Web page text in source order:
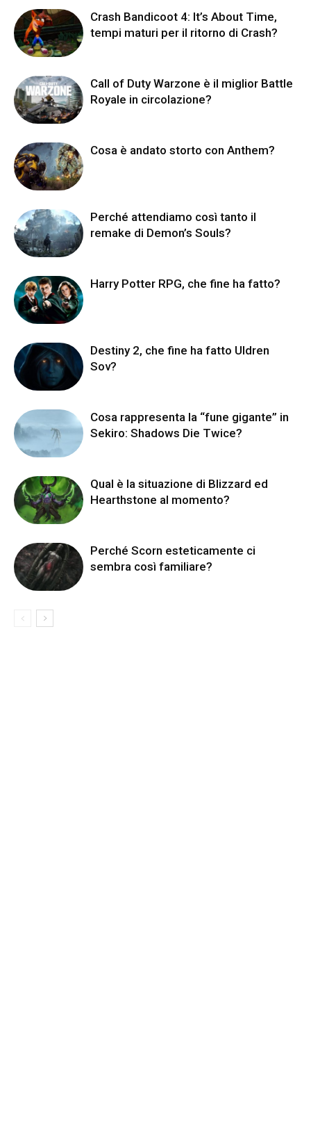
Crash Bandicoot 4: It’s About Time,
tempi maturi per il ritorno di Crash?
Call of Duty Warzone è il miglior Battle
Royale in circolazione?
Cosa è andato storto con Anthem?
Perché attendiamo così tanto il
remake di Demon’s Souls?
Harry Potter RPG, che fine ha fatto?
Destiny 2, che fine ha fatto Uldren
Sov?
Cosa rappresenta la “fune gigante” in
Sekiro: Shadows Die Twice?
Qual è la situazione di Blizzard ed
Hearthstone al momento?
Perché Scorn esteticamente ci
sembra così familiare?